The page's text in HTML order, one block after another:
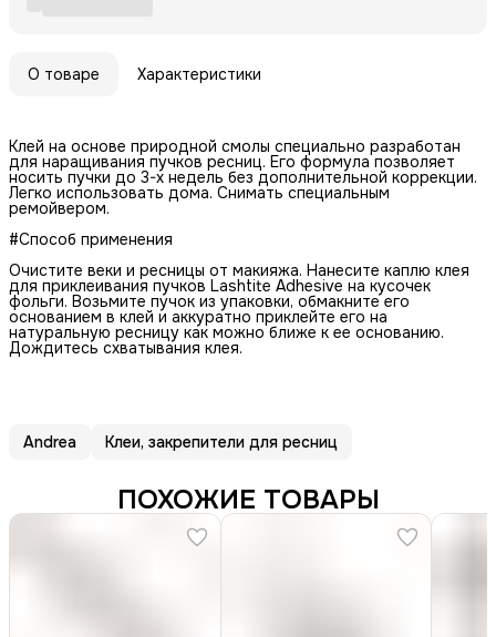
О товаре Характеристики
Клей на основе природной смолы специально разработан
для наращивания пучков ресниц. Его формула позволяет
носить пучки до 3-х недель без дополнительной коррекции.
Легко использовать дома. Снимать специальным
ремойвером.
#Способ применения
Очистите веки и ресницы от макияжа. Нанесите каплю клея
для приклеивания пучков Lashtite Adhesive на кусочек
фольги. Возьмите пучок из упаковки, обмакните его
основанием в клей и аккуратно приклейте его на
натуральную ресницу как можно ближе к ее основанию.
Дождитесь схватывания клея.
Andrea Клеи, закрепители для ресниц
ПОХОЖИЕ ТОВАРЫ